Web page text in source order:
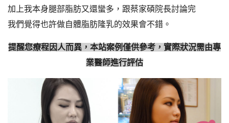
加上我本身腿部脂肪又還蠻多，跟蔡家碩院長討論完
我們覺得也許做自體脂肪隆乳的效果會不錯。
提醒您療程因人而異，本站案例僅供參考，實際狀況需由專
業醫師進行評估